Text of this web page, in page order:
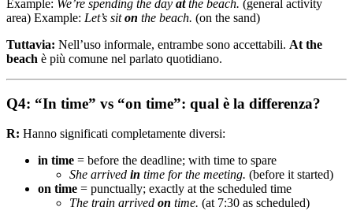
Example: We’re spending the day atthe beach. (general activity
area) Example: Let’s siton the beach. (on the sand)
Tuttavia: Nell’uso informale, entrambe sono accettabili. At the
beach è più comune nel parlato quotidiano.
Q4: “In time” vs “on time”: qual è la differenza?
R: Hanno significati completamente diversi:
in time = before the deadline; with time to spare
She arrived in time for the meeting. (before it started)
on time = punctually; exactly at the scheduled time
The train arrived on time. (at 7:30 as scheduled)